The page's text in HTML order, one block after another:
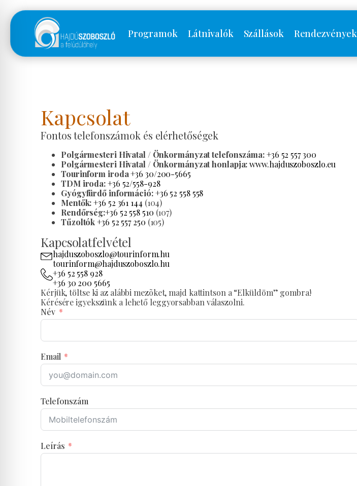
Programok Látnivalók Szállások Rendezvények
Kapcsolat
Fontos telefonszámok és elérhetőségek
Polgármesteri Hivatal / Önkormányzat telefonszáma:+36 52 557 300
Polgármesteri Hivatal / Önkormányzat honlapja: www.hajduszoboszlo.eu
Tourinform iroda +36 30/200-5665
TDM iroda:+36 52/558-928
Gyógyfürdő információ:+36 52 558 558
Mentők: +36 52 361 144 (104)
Rendőrség:+36 52 558 510 (107)
Tűzoltók+36 52 557 250 (105)
Kapcsolatfelvétel
hajduszoboszlo@tourinform.hu
tourinform@hajduszoboszlo.hu
+36 52 558 928
+36 30 200 5665
Kérjük, töltse ki az alábbi mezõket, majd kattintson a “Elküldöm” gombra!
Kérésére igyekszünk a lehető leggyorsabban válaszolni.
Név
Email
Telefonszám
Leírás